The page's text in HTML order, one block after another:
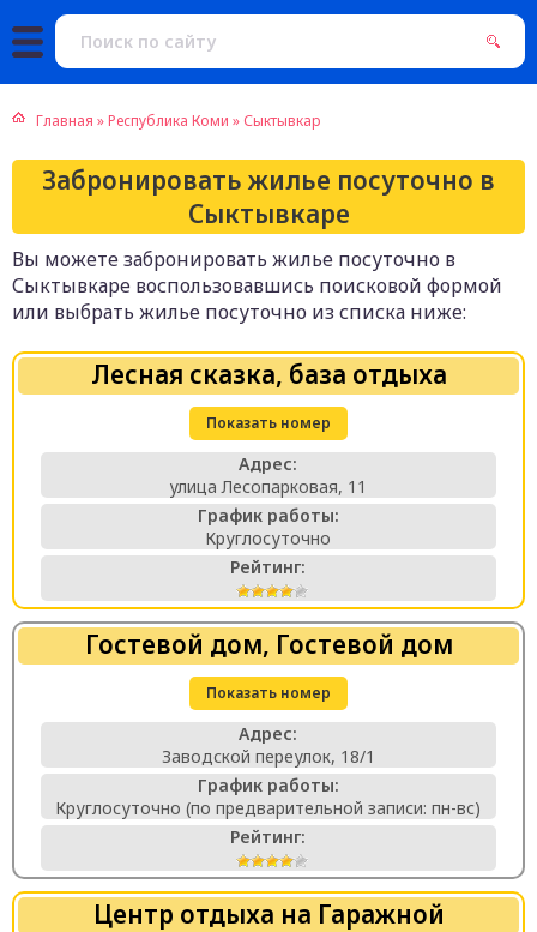
Главная »Республика Коми » Сыктывкар
Забронировать жилье посуточно в
Сыктывкаре
Вы можете забронировать жилье посуточно в
Сыктывкаре воспользовавшись поисковой формой
или выбрать жилье посуточно из списка ниже:
Лесная сказка, база отдыха
Показать номер
Адрес:
улица Лесопарковая, 11
График работы:
Круглосуточно
Рейтинг:
Гостевой дом, Гостевой дом
Показать номер
Адрес:
Заводской переулок, 18/1
График работы:
Круглосуточно (по предварительной записи: пн-вс)
Рейтинг:
Центр отдыха на Гаражной